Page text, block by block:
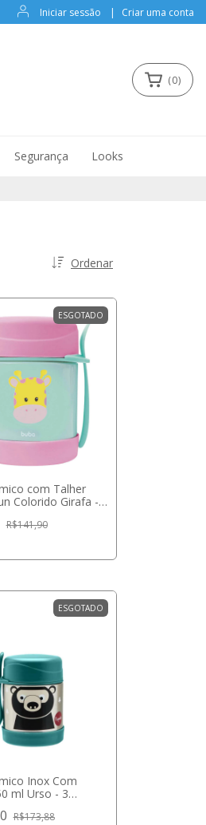
Iniciar sessão | Criar uma conta
(0)
Segurança Looks
Ordenar
ESGOTADO
com Talher
Colorido Girafa -
R$141,90
ESGOTADO
Inox Com
ml Urso - 3
R$173,88